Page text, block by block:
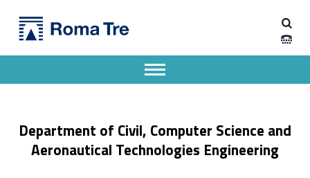
Canale: Dipartimento di Scienze della Formazione - Terza missione - Dipartimento di Ingegneria Civile, Informatica e delle Tecnologie Aeronautiche
Department of Civil, Computer Science and
Aeronautical Technologies Engineering
Apri il menu secondario
Header info sidebar